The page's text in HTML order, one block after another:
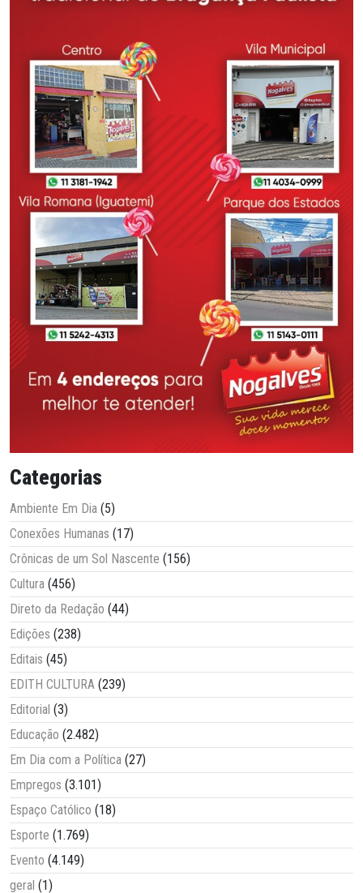
Categorias
Ambiente Em Dia (5)
Conexões Humanas (17)
Crônicas de um Sol Nascente (156)
Cultura (456)
Direto da Redação (44)
Edições (238)
Editais (45)
EDITH CULTURA (239)
Editorial (3)
Educação (2.482)
Em Dia com a Política (27)
Empregos (3.101)
Espaço Católico (18)
Esporte (1.769)
Evento (4.149)
geral (1)